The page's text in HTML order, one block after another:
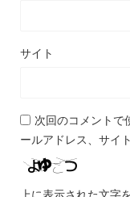
サイト
次回のコメントで
ールアドレス、サイ
上に表示された文字